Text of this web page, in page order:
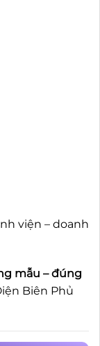
viện – doanh
mẫu – đúng
Biên Phủ